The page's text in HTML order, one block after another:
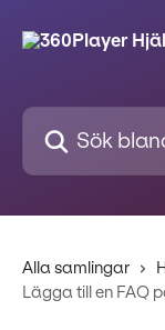
Sök bland våra
Alla samlingar
Lägga till en FAQ